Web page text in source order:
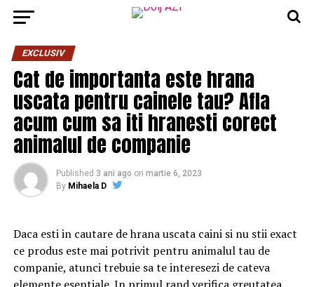
EXCLUSIV
Cat de importanta este hrana
uscata pentru cainele tau? Afla
acum cum sa iti hranesti corect
animalul de companie
Published 3 ani ago on martie 6, 2023
By Mihaela D
Daca esti in cautare de hrana uscata caini si nu stii exact
ce produs este mai potrivit pentru animalul tau de
companie, atunci trebuie sa te interesezi de cateva